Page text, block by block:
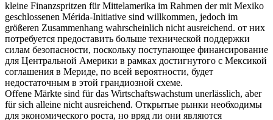
kleine Finanzspritzen für Mittelamerika im Rahmen der mit Mexiko
geschlossenen Mérida-Initiative sind willkommen, jedoch im
größeren Zusammenhang wahrscheinlich nicht ausreichend. от них
потребуется предоставить больше технической поддержки
силам безопасности, поскольку поступающее финансирование
для Центральной Америки в рамках достигнутого с Мексикой
соглашения в Мериде, по всей вероятности, будет
недостаточным в этой грандиозной схеме.
Offene Märkte sind für das Wirtschaftswachstum unerlässlich, aber
für sich alleine nicht ausreichend. Открытые рынки необходимы
для экономического роста, но вряд ли они являются